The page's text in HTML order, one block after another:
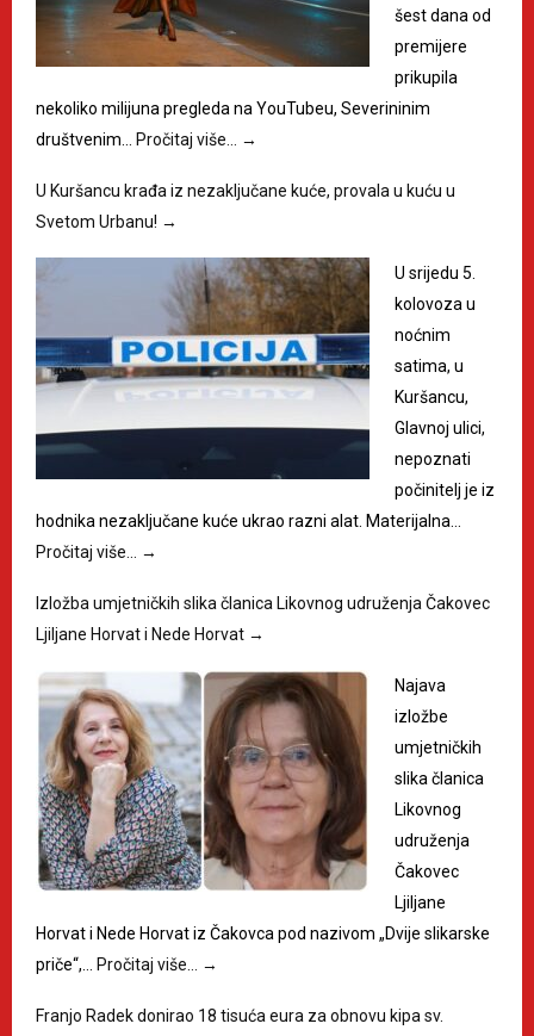
šest dana od
premijere
prikupila
nekoliko milijuna pregleda na YouTubeu, Severininim
društvenim…
Pročitaj više… →
U Kuršancu krađa iz nezaključane kuće, provala u kuću u
Svetom Urbanu! →
U srijedu 5.
kolovoza u
noćnim
satima, u
Kuršancu,
Glavnoj ulici,
nepoznati
počinitelj je iz
hodnika nezaključane kuće ukrao razni alat. Materijalna…
Pročitaj više…
→
Izložba umjetničkih slika članica Likovnog udruženja Čakovec
Ljiljane Horvat i Nede Horvat →
Najava
izložbe
umjetničkih
slika članica
Likovnog
udruženja
Čakovec
Ljiljane
Horvat i Nede Horvat iz Čakovca pod nazivom „Dvije slikarske
priče“,…
Pročitaj više… →
Franjo Radek donirao 18 tisuća eura za obnovu kipa sv.